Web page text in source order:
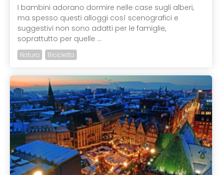
I bambini adorano dormire nelle case sugli alberi,
ma spesso questi alloggi così scenografici e
suggestivi non sono adatti per le famiglie,
soprattutto per quelle ...
Natura Bicicletta